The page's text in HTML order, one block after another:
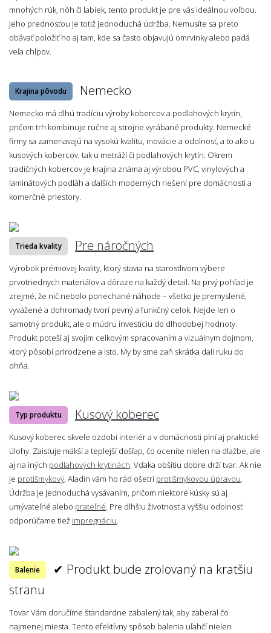
mnohých rúk, nôh či labiek, tento produkt je pre vás ideálnou voľbou.
Jeho prednosťou je totiž jednoduchá údržba. Nemusíte sa preto
obávať položiť ho aj tam, kde sa často objavujú omrvinky alebo padá
veľa chlpov.
Krajina pôvodu Nemecko
Nemecko má dlhú tradíciu výroby kobercov a podlahových krytín,
pričom trh kombinuje ručne aj strojne vyrábané produkty. Nemecké
firmy sa zameriavajú na vysokú kvalitu, inovácie a odolnosť, a to ako u
kusových kobercov, tak u metráží či podlahových krytín. Okrem
tradičných kobercov je krajina známa aj výrobou PVC, vinylových a
laminátových podláh a ďalších moderných riešení pre domácnosti a
komerčné priestory.
Trieda kvality Pre náročných
Výrobok prémiovej kvality, ktorý stavia na starostlivom výbere
prvotriednych materiálov a dôraze na každý detail. Na prvý pohľad je
zrejmé, že nič nebolo ponechané náhode – všetko je premyslené,
vyvážené a dohromady tvorí pevný a funkčný celok. Nejde len o
samotný produkt, ale o múdru investíciu do dlhodobej hodnoty.
Produkt poteší aj svojím celkovým spracovaním a vizuálnym dojmom,
ktorý pôsobí prirodzene a isto. My by sme zaň skrátka dali ruku do
ohňa.
Typ produktu Kusový koberec
Kusový koberec skvele ozdobí interiér a v domácnosti plní aj praktické
úlohy. Zaisťuje mäkší a teplejší došľap, čo oceníte nielen na dlažbe, ale
aj na iných podlahových krytinách . Vďaka obšitiu dobre drží tvar. Ak nie
je protišmykový , Aladin vám ho rád ošetríprotišmykovou úpravou
Údržba je jednoduchá vysávaním, pričom niektoré kúsky sú aj
umývateľné alebo prateľné . Pre dlhšiu životnosť a vyššiu odolnosť
odporúčame tiež impregnáciu
Balenie
✔ Produkt bude zrolovaný na kratšiu
stranu
Tovar Vám doručíme štandardne zabalený tak, aby zaberal čo
najmenej miesta. Tento efektívny spôsob balenia uľahčí nielen